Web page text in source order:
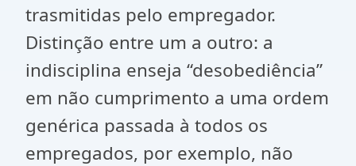
trasmitidas pelo empregador.
Distinção entre um a outro: a
indisciplina enseja “desobediência”
em não cumprimento a uma ordem
genérica passada à todos os
empregados, por exemplo, não